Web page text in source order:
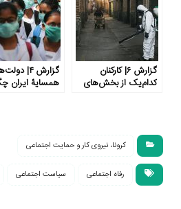
گزارش ۶| کارکنان
کدام‌یک از بخش‌های
گزارش ۴|
همسایۀ ایران
می‌کنند؟
کرونا، نیروی کار و حمایت اجتماعی
رفاه اجتماعی سیاست اجتماعی